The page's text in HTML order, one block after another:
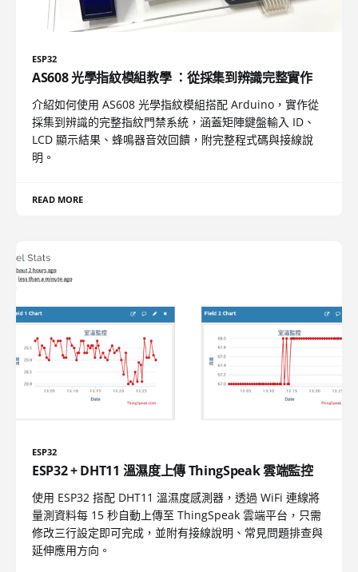
ESP32
AS608 光學指紋模組教學 ：從採集到辨識完整實作
介紹如何使用 AS608 光學指紋模組搭配 Arduino，實作從
採集到辨識的完整指紋門禁系統，涵蓋矩陣鍵盤輸入 ID、
LCD 顯示結果、蜂鳴器音效回饋，附完整程式碼與接線說
明。
READ MORE
ESP32
ESP32 + DHT11 溫濕度上傳 ThingSpeak 雲端監控
使用 ESP32 搭配 DHT11 溫濕度感測器，透過 WiFi 連線將
量測資料每 15 秒自動上傳至 ThingSpeak 雲端平台，只需
修改三行設定即可完成，並附有接線說明、常見問題排查與
延伸應用方向。